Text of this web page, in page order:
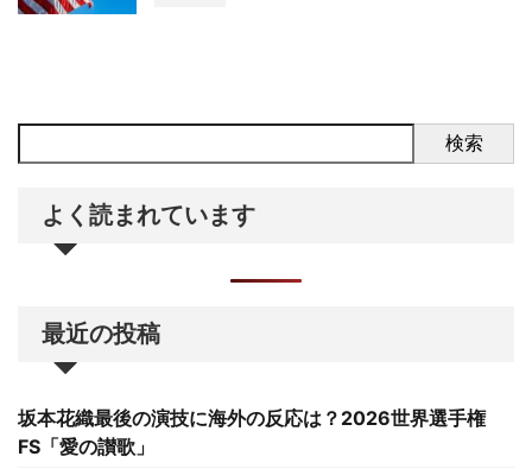
検索
よく読まれています
最近の投稿
坂本花織最後の演技に海外の反応は？2026世界選手権
FS「愛の讃歌」